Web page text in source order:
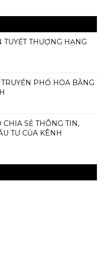
THƯỢNG HẠNG
PHỐ HOA BẰNG
SẺ THÔNG TIN,
TƯ CỦA KÊNH